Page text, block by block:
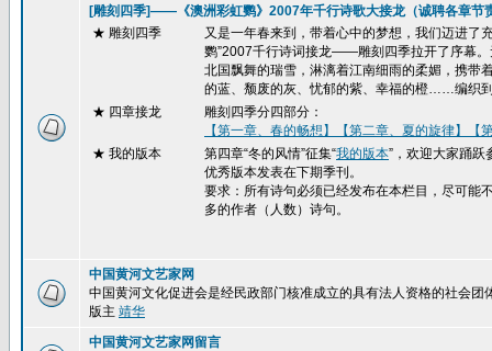
[雕刻四季]——《澳洲彩虹鹦》2007年千行诗歌大接龙（诚聘各章节
★ 雕刻四季
又是一年春来到，带着心中的梦想，我们迈进了
鹦”2007千行诗词接龙——雕刻四季拉开了序幕
北国飘舞的瑞雪，淋漓着江南细雨的柔媚，携
的蓝、颓废的灰、忧郁的紫、幸福的橙……编织
★ 四章接龙
雕刻四季分四部分：
【第一章、春的畅想】
【第二章、夏的旋律】
【
★ 我的版本
第四章“冬的风情”征集“我的版本”，欢迎大家踊
优秀版本发表在下期季刊。
要求：所有诗句必须已经发布在本栏目，尽可能
多的作者（人数）诗句。
中国黄河文艺家网
中国黄河文化促进会是经民政部门核准成立的具有法人资格的社会
版主 靖华
中国黄河文艺家网留言